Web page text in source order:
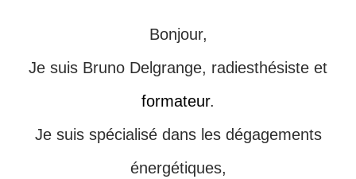
Bonjour,
Je suis Bruno Delgrange, radiesthésiste et
formateur.
Je suis spécialisé dans les dégagements
énergétiques,